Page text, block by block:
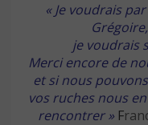
« Je voudrais
je voudrais
Merci encore de
et si nous
vos ruches nous
rencontrer » F